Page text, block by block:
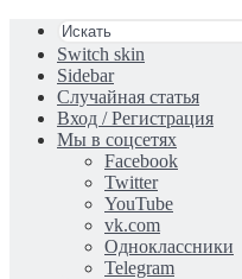
Switch skin
Sidebar
Случайная статья
Вход / Регистрация
Мы в соцсетях
Facebook
Twitter
YouTube
vk.com
Одноклассники
Telegram